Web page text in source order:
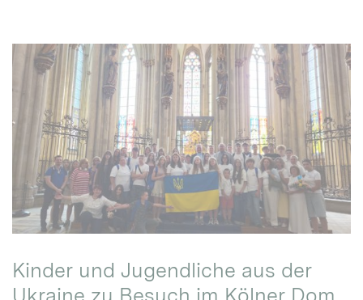
Kinder und Jugendliche aus der